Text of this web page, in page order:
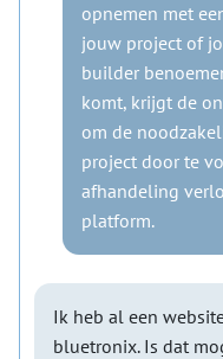
opnemen met
jouw project of
builder
komt, krijgt de
om de
project door te
afhandeling
platform.
Ik heb al een
bluetronix. Is dat